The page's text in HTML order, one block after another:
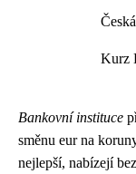
Kurz
Bankovní instituce
směnu eur na
nejlepší, nabízejí